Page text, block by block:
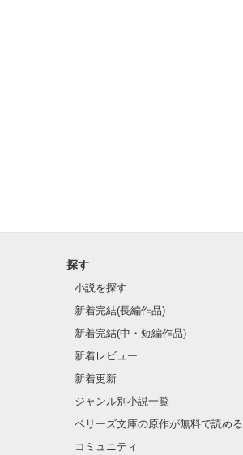
探す
小説を探す
新着完結(長編作品)
新着完結(中・短編作品)
新着レビュー
新着更新
ジャンル別小説一覧
ベリーズ文庫の原作が無料で読める
コミュニティ